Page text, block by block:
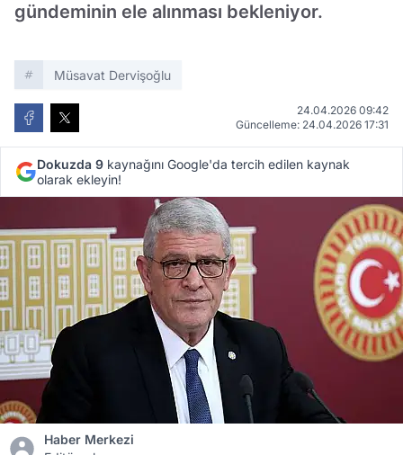
gündeminin ele alınması bekleniyor.
Müsavat Dervişoğlu
24.04.2026 09:42
Güncelleme: 24.04.2026 17:31
Dokuzda 9 kaynağını Google'da tercih edilen kaynak
olarak ekleyin!
Haber Merkezi